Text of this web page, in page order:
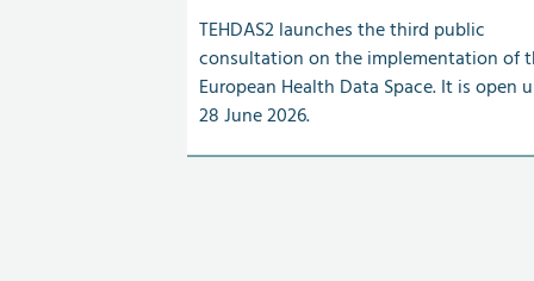
TEHDAS2 launches the third public
consultation on the implementation of
European Health Data Space. It is open
28 June 2026.